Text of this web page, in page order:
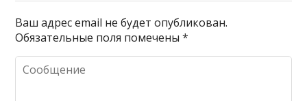
Ваш адрес email не будет опубликован.
Обязательные поля помечены*